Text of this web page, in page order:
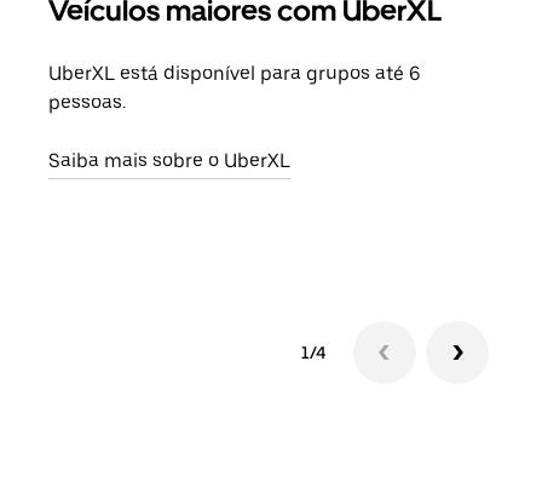
Veículos maiores com UberXL
UberXL está disponível para grupos até 6
pessoas.
Saiba mais sobre o UberXL
1/4